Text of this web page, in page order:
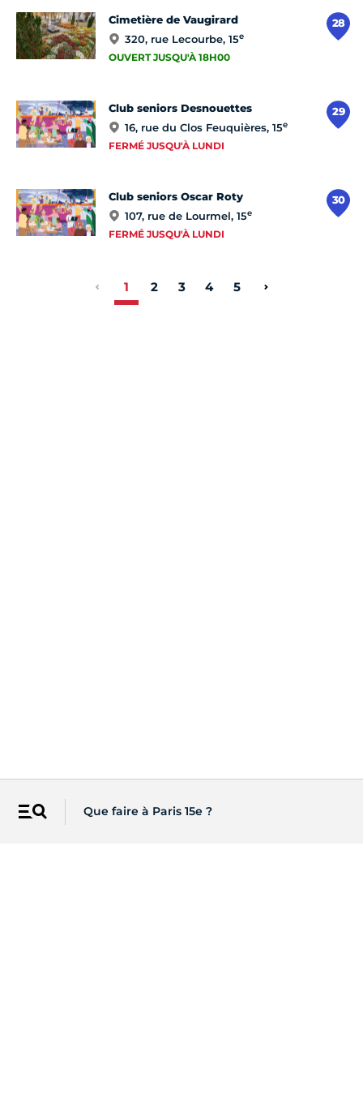
Menu Que faire à Paris 15e ?
28
Cimetière de Vaugirard
320, rue Lecourbe, 15e
OUVERT JUSQU'À 18H00
29
Club seniors Desnouettes
16, rue du Clos Feuquières, 15e
FERMÉ JUSQU'À LUNDI
30
Club seniors Oscar Roty
107, rue de Lourmel, 15e
FERMÉ JUSQU'À LUNDI
1 2 3 4 5